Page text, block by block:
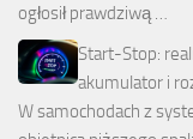
ogłosił prawdziwą …
Start-Stop:
akumulator i
W samochodach z